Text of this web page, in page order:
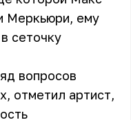
Меркьюри, ему
сеточку
вопросов
отметил артист,